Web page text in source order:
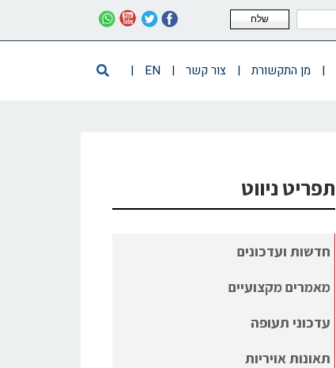
שלח
| מן התקשורת | צור קשר |
EN
|
תפריט ניווט
חדשות ועדכונים
מאמרים מקצועיים
עדכוני תעופה
תאונות אויריות